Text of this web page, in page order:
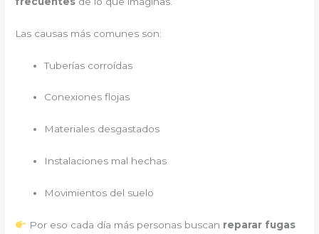
Las causas más comunes son:
Tuberías corroídas
Conexiones flojas
Materiales desgastados
Instalaciones mal hechas
Movimientos del suelo
Por eso cada día más personas buscan reparar fugas